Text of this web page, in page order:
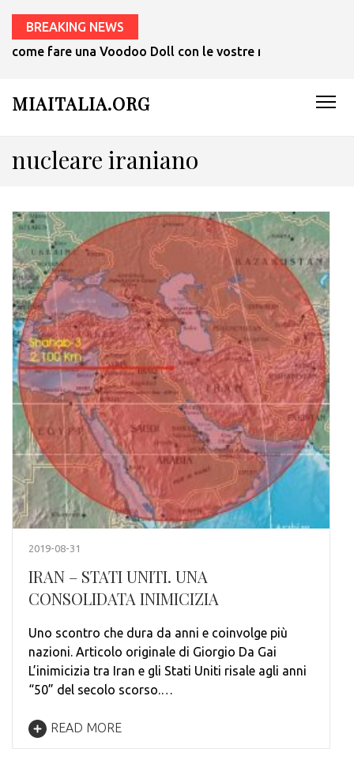
BREAKING NEWS
come fare una Voodoo Doll con le vostre mani in 1 ora.
MIAITALIA.ORG
nucleare iraniano
2019-08-31
IRAN – STATI UNITI. UNA
CONSOLIDATA INIMICIZIA
Uno scontro che dura da anni e coinvolge più
nazioni. Articolo originale di Giorgio Da Gai
L’inimicizia tra Iran e gli Stati Uniti risale agli anni
“50” del secolo scorso.…
READ MORE